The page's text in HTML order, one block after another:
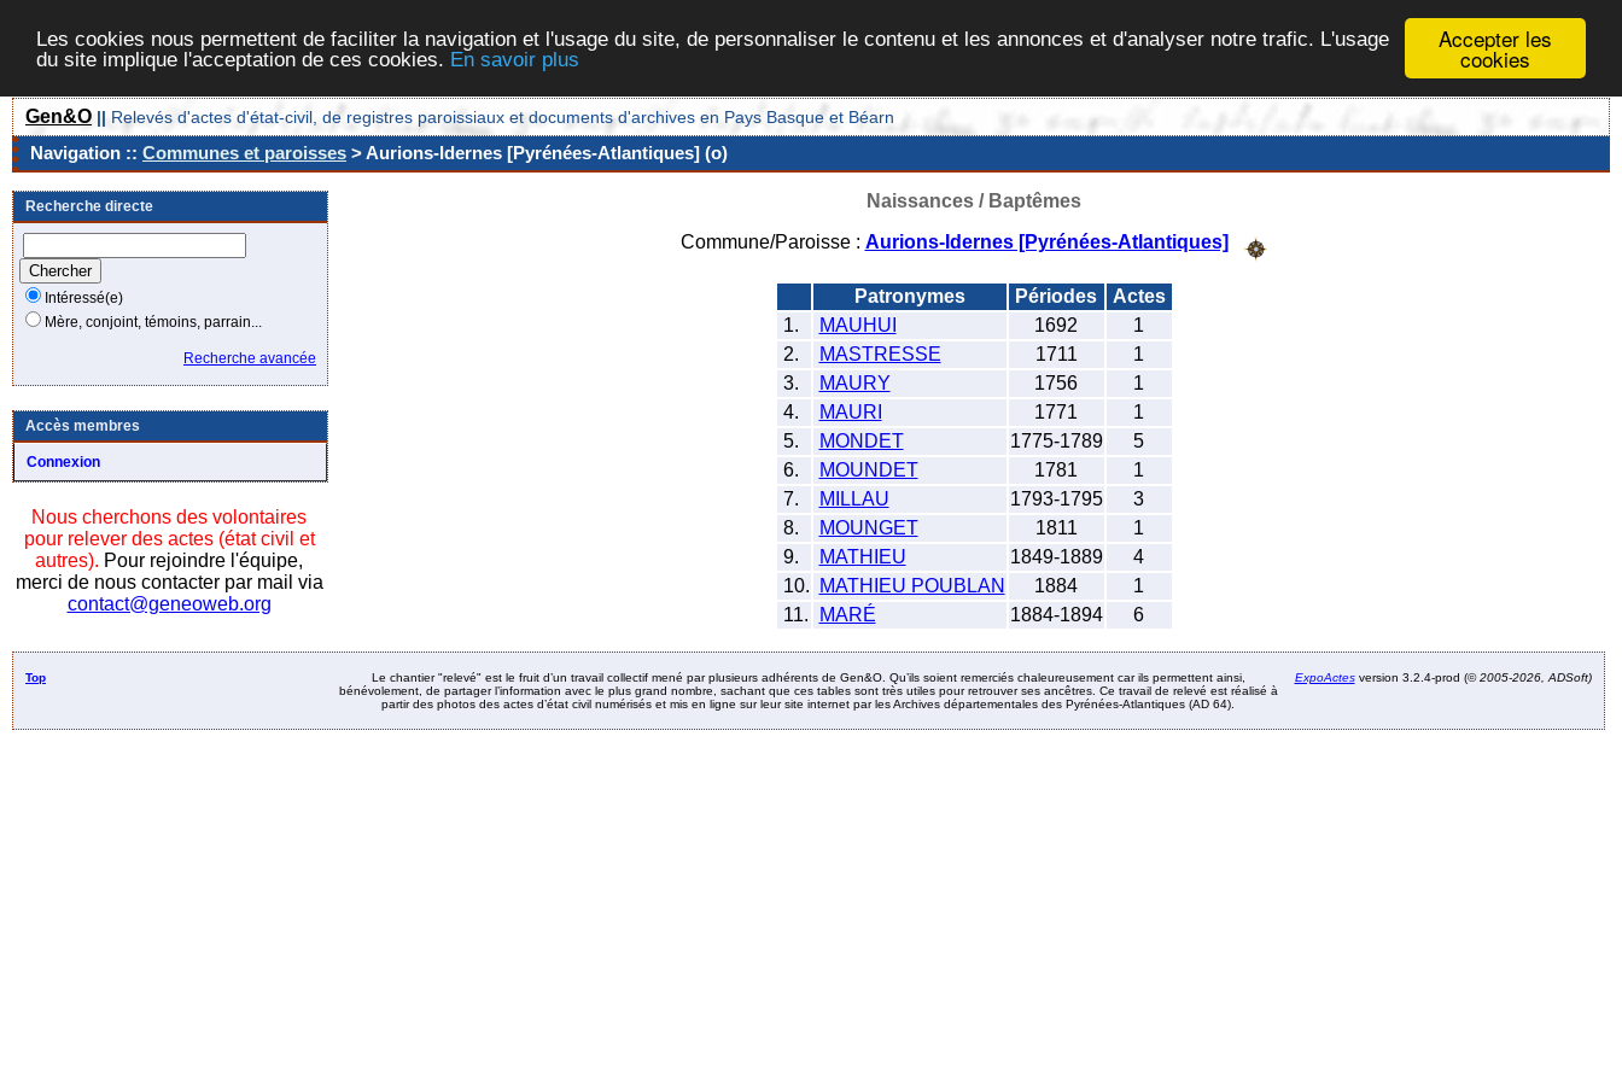
Accepter les
cookies
Les cookies nous permettent de faciliter la navigation et l'usage du site, de personnaliser le contenu et les annonces et d'analyser notre trafic. L'usage
du site implique l'acceptation de ces cookies. En savoir plus
Gen&O || Relevés d'actes d'état-civil, de registres paroissiaux et documents d'archives en Pays Basque et Béarn
Navigation :: Communes et paroisses > Aurions-Idernes [Pyrénées-Atlantiques] (o)
Recherche directe
Intéressé(e)
Mère, conjoint, témoins, parrain...
Recherche avancée
Accès membres
Connexion
Nous cherchons des volontaires
pour relever des actes (état civil et
autres). Pour rejoindre l'équipe,
merci de nous contacter par mail via
contact@geneoweb.org
Naissances / Baptêmes
Commune/Paroisse : Aurions-Idernes [Pyrénées-Atlantiques]
Patronymes Périodes
Actes
1.
MAUHUI 1692
1
2.
MASTRESSE 1711
1
3.
MAURY 1756
1
4.
MAURI 1771
1
5.
MONDET 1775-1789
5
6.
MOUNDET 1781
1
7.
MILLAU 1793-1795
3
8.
MOUNGET 1811
1
9.
MATHIEU 1849-1889
4
10.
MATHIEU POUBLAN 1884
1
11.
MARÉ 1884-1894 6
Top
Le chantier "relevé" est le fruit d’un travail collectif mené par plusieurs adhérents de Gen&O. Qu’ils soient remerciés chaleureusement car ils permettent ainsi,
bénévolement, de partager l’information avec le plus grand nombre, sachant que ces tables sont très utiles pour retrouver ses ancêtres. Ce travail de relevé est réalisé à
partir des photos des actes d’état civil numérisés et mis en ligne sur leur site internet par les Archives départementales des Pyrénées-Atlantiques (AD 64).
ExpoActesversion 3.2.4-prod (©2005-2026, ADSoft)